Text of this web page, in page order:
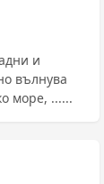
и
вълнува
море, ......